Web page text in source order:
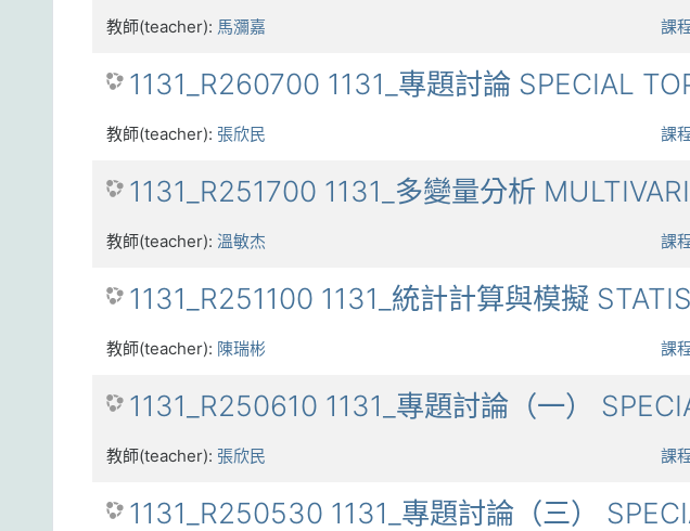
課
教師(teacher): 馬瀰嘉
1131_R260700 1131_專題討論 SPECIAL
課
教師(teacher): 張欣民
1131_R251700 1131_多變量分析
課
教師(teacher): 溫敏杰
1131_R251100 1131_統計計算與模擬
課
教師(teacher): 陳瑞彬
1131_R250610 1131_專題討論（一）
課
教師(teacher): 張欣民
1131_R250530 1131_專題討論（三）